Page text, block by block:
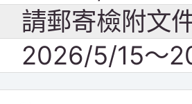
請郵寄檢附文
2026/5/15～